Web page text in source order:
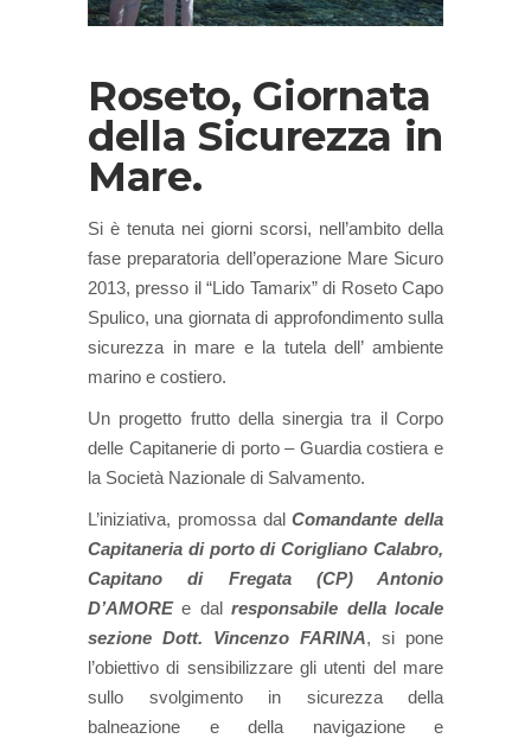
Roseto, Giornata
della Sicurezza in
Mare.
Si è tenuta nei giorni scorsi, nell’ambito della
fase preparatoria dell’operazione Mare Sicuro
2013, presso il “Lido Tamarix” di Roseto Capo
Spulico, una giornata di approfondimento sulla
sicurezza in mare e la tutela dell’ ambiente
marino e costiero.
Un progetto frutto della sinergia tra il Corpo
delle Capitanerie di porto – Guardia costiera e
la Società Nazionale di Salvamento.
L’iniziativa, promossa dalComandante della
Capitaneria di porto di Corigliano Calabro,
Capitano di Fregata (CP) Antonio
D’AMOREe dalresponsabile della locale
sezione Dott. Vincenzo FARINA, si pone
l’obiettivo di sensibilizzare gli utenti del mare
sullo svolgimento in sicurezza della
balneazione e della navigazione e